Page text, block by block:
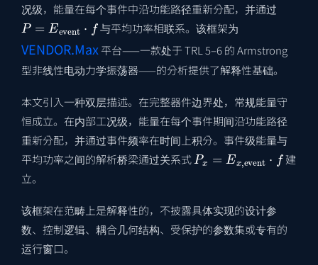
况级，能量在每个事件中沿功能路径重新分配，并通过
P=Eevent⋅f
与平均功率相联系。该框架为
VENDOR.Max平台——一款处于 TRL 5–6 的 Armstrong
型非线性电动力学振荡器——的分析提供了解释性基础。
本文引入一种双层描述。在完整器件边界处，常规能量守
恒成立。在内部工况级，能量在每个事件期间沿功能路径
重新分配，并通过事件频率在时间上积分。事件级能量与
平均功率之间的解析桥梁通过关系式
Px=E x,event⋅f
建
立。
该框架在范畴上是解释性的，不披露具体实现的设计参
数、控制逻辑、耦合几何结构、受保护的参数集或专有的
运行窗口。